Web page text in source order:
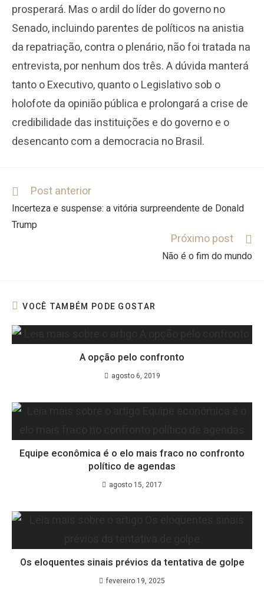
prosperará. Mas o ardil do líder do governo no
Senado, incluindo parentes de políticos na anistia
da repatriação, contra o plenário, não foi tratada na
entrevista, por nenhum dos três. A dúvida manterá
tanto o Executivo, quanto o Legislativo sob o
holofote da opinião pública e prolongará a crise de
credibilidade das instituições e do governo e o
desencanto com a democracia no Brasil.
Post anterior
Incerteza e suspense: a vitória surpreendente de Donald
Trump
Próximo post
Não é o fim do mundo
VOCÊ TAMBÉM PODE GOSTAR
A opção pelo confronto
agosto 6, 2019
Equipe econômica é o elo mais fraco no confronto
político de agendas
agosto 15, 2017
Os eloquentes sinais prévios da tentativa de golpe
fevereiro 19, 2025